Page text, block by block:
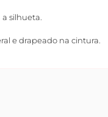
silhueta.
e drapeado na cintura.